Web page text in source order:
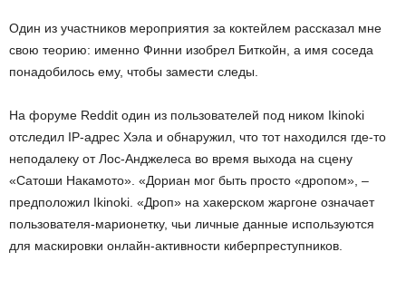
Один из участников мероприятия за коктейлем рассказал мне
свою теорию: именно Финни изобрел Биткойн, а имя соседа
понадобилось ему, чтобы замести следы.
На форуме Reddit один из пользователей под ником Ikinoki
отследил IP-адрес Хэла и обнаружил, что тот находился где-то
неподалеку от Лос-Анджелеса во время выхода на сцену
«Сатоши Накамото». «Дориан мог быть просто «дропом», –
предположил Ikinoki. «Дроп» на хакерском жаргоне означает
пользователя-марионетку, чьи личные данные используются
для маскировки онлайн-активности киберпреступников.